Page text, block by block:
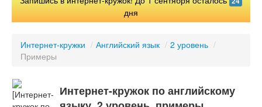
Олимпиады
Турниры
дня
Интернет-кружки / Английский язык / 2 уровень /
Примеры
Интернет-кружок по английскому